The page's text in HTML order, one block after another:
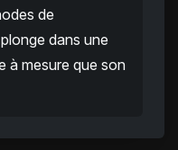
de
dans une
à mesure que son